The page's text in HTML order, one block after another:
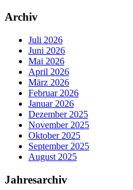
Archiv
Juli 2026
Juni 2026
Mai 2026
April 2026
März 2026
Februar 2026
Januar 2026
Dezember 2025
November 2025
Oktober 2025
September 2025
August 2025
Jahresarchiv